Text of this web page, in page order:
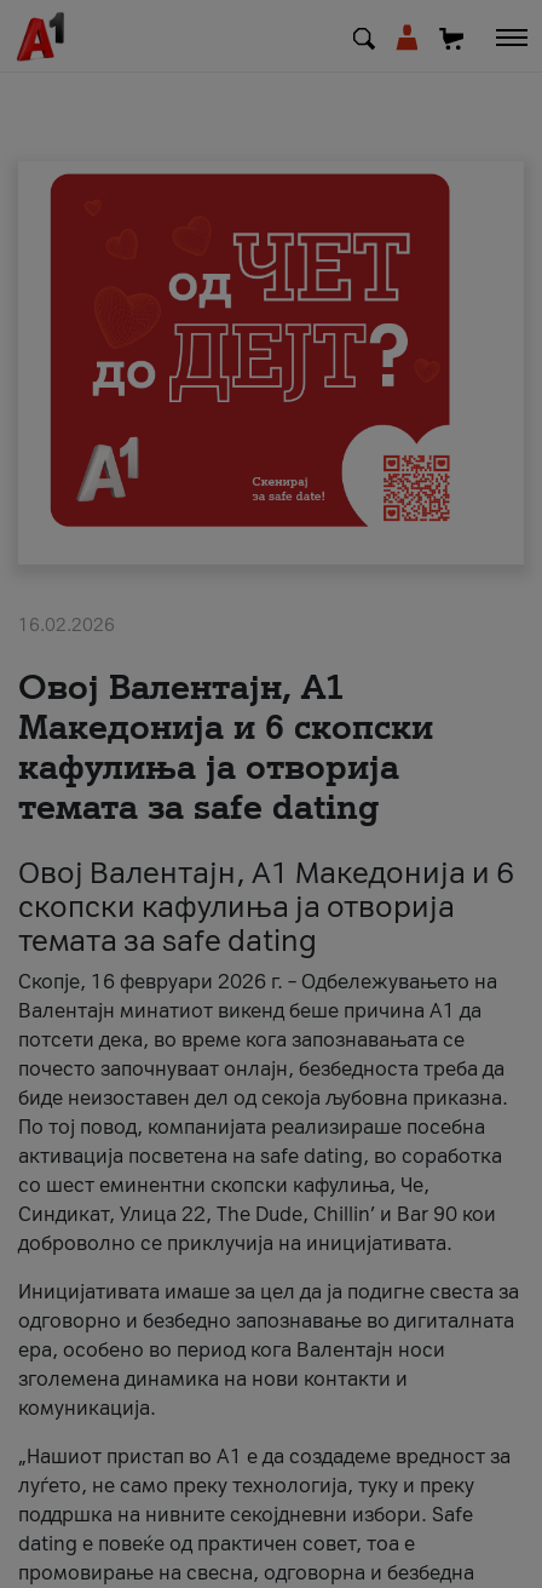
Деловни
Поддршка
Надополни кредит
Плати сметка
#ПодобарОнлајн
16.02.2026
Овој Валентајн, A1
Македонија и 6 скопски
кафулиња ја отворија
темата за safe dating
Овој Валентајн, A1 Македонија и 6
скопски кафулиња ја отворија
темата за safe dating
Скопје, 16 февруари 2026 г. – Одбележувањето на
Валентајн минатиот викенд беше причина А1 да
потсети дека, во време кога запознавањата се
почесто започнуваат онлајн, безбедноста треба да
биде неизоставен дел од секоја љубовна приказна.
По тој повод, компанијата реализираше посебна
активација посветена на safe dating, во соработка
со шест еминентни скопски кафулиња, Че,
Синдикат, Улица 22, The Dude, Chillin’ и Bar 90 кои
доброволно се приклучија на иницијативата.
Иницијативата имаше за цел да ја подигне свеста за
одговорно и безбедно запознавање во дигиталната
ера, особено во период кога Валентајн носи
зголемена динамика на нови контакти и
комуникација.
„Нашиот пристап во А1 е да создадеме вредност за
луѓето, не само преку технологија, туку и преку
поддршка на нивните секојдневни избори. Safe
dating е повеќе од практичен совет, тоа е
промовирање на свесна, одговорна и безбедна